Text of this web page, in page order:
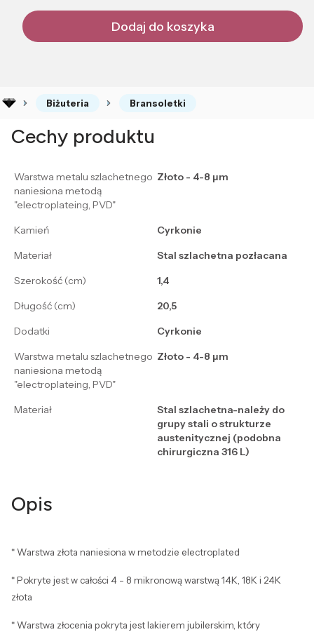
Dodaj do koszyka
Biżuteria Bransoletki
Cechy produktu
Warstwa metalu szlachetnego
naniesiona metodą
"electroplateing, PVD"
Złoto - 4-8 μm
Kamień
Cyrkonie
Materiał
Stal szlachetna pozłacana
Szerokość (cm)
1,4
Długość (cm)
20,5
Dodatki
Cyrkonie
Warstwa metalu szlachetnego
naniesiona metodą
"electroplateing, PVD"
Złoto - 4-8 μm
Materiał
Stal szlachetna-należy do
grupy stali o strukturze
austenitycznej (podobna
chirurgiczna 316 L)
Opis
* Warstwa złota naniesiona w metodzie electroplated
* Pokryte jest w całości 4 - 8 mikronową warstwą 14K, 18K i 24K
złota
* Warstwa złocenia pokryta jest lakierem jubilerskim, który